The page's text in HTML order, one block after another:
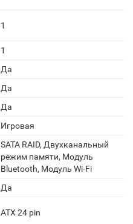
1
1
Да
Да
Да
Игровая
SATA RAID, Двухканальный
режим памяти, Модуль
Bluetooth, Модуль Wi-Fi
Да
ATX 24 pin